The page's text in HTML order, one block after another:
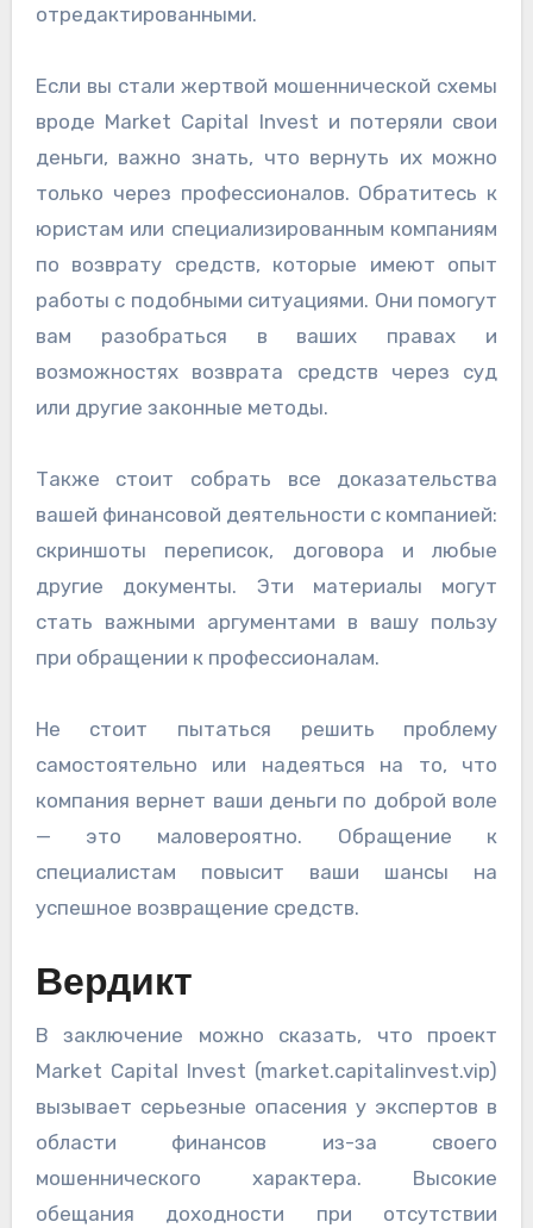
отредактированными.
Если вы стали жертвой мошеннической схемы
вроде Market Capital Invest и потеряли свои
деньги, важно знать, что вернуть их можно
только через профессионалов. Обратитесь к
юристам или специализированным компаниям
по возврату средств, которые имеют опыт
работы с подобными ситуациями. Они помогут
вам разобраться в ваших правах и
возможностях возврата средств через суд
или другие законные методы.
Также стоит собрать все доказательства
вашей финансовой деятельности с компанией:
скриншоты переписок, договора и любые
другие документы. Эти материалы могут
стать важными аргументами в вашу пользу
при обращении к профессионалам.
Не стоит пытаться решить проблему
самостоятельно или надеяться на то, что
компания вернет ваши деньги по доброй воле
— это маловероятно. Обращение к
специалистам повысит ваши шансы на
успешное возвращение средств.
Вердикт
В заключение можно сказать, что проект
Market Capital Invest (market.capitalinvest.vip)
вызывает серьезные опасения у экспертов в
области финансов из-за своего
мошеннического характера. Высокие
обещания доходности при отсутствии